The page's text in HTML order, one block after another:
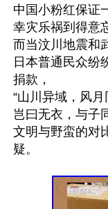
中国小粉红保证
幸灾乐祸到得意
而当汶川地震和
日本普通民众纷
捐款，
“山川异域，风月
岂曰无衣，与子
文明与野蛮的对
疑。